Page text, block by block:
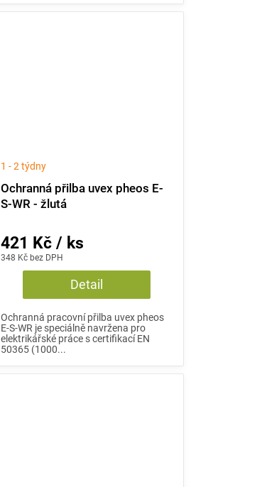
Ochranná přilba uvex pheos E-
S-WR - žlutá
1 - 2 týdny
348 Kč bez DPH
421 Kč / ks
Detail
Ochranná pracovní přilba uvex pheos
E-S-WR je speciálně navržena pro
elektrikářské práce s certifikací EN
50365 (1000...